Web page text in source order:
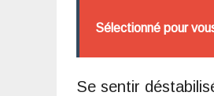
Sélectionné pour
Se sentir